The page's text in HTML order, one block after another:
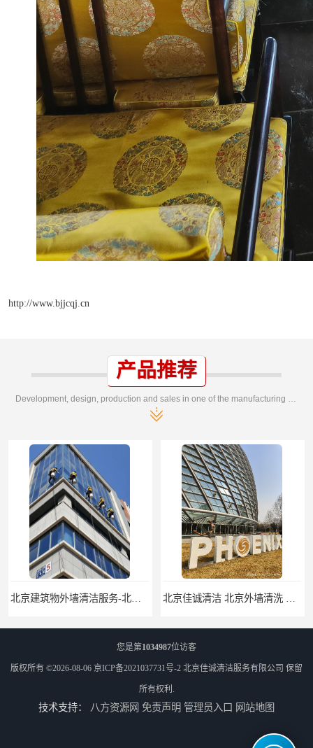
http://www.bjjcqj.cn
产品推荐
您是第1034987位访客
版权所有 ©2026-08-06 京ICP备2021037731号-2 北京佳诚清洁服务有限公司 保留
所有权利.
技术支持： 八方资源网 免责声明 管理员入口 网站地图